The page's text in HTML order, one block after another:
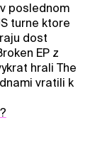
poslednom
turne ktore
dost
EP z
hrali The
vratili k